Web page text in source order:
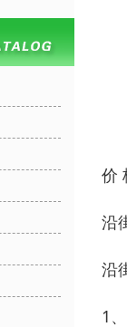
价
沿
沿
1